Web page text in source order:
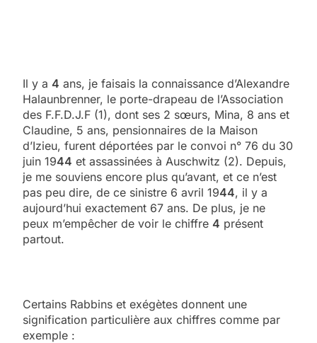
Il y a 4 ans, je faisais la connaissance d’Alexandre
Halaunbrenner, le porte-drapeau de l’Association
des F.F.D.J.F (1), dont ses 2 sœurs, Mina, 8 ans et
Claudine, 5 ans, pensionnaires de la Maison
d’Izieu, furent déportées par le convoi n° 76 du 30
juin 1944 et assassinées à Auschwitz (2). Depuis,
je me souviens encore plus qu’avant, et ce n’est
pas peu dire, de ce sinistre 6 avril 1944, il y a
aujourd’hui exactement 67 ans. De plus, je ne
peux m’empêcher de voir le chiffre 4 présent
partout.
Certains Rabbins et exégètes donnent une
signification particulière aux chiffres comme par
exemple :